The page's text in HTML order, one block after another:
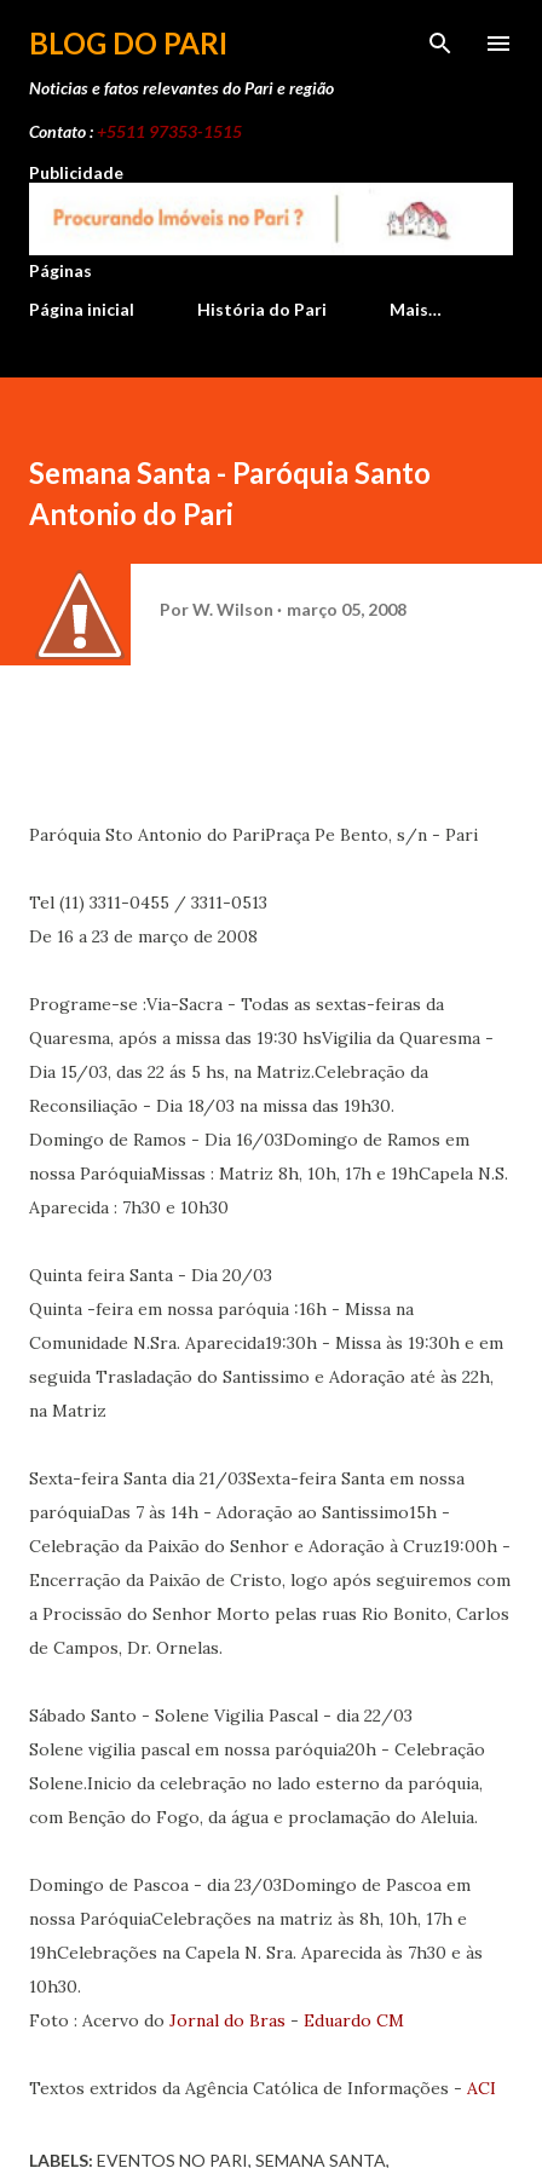
Pular para o conteúdo principal
BLOG DO PARI
Noticias e fatos relevantes do Pari e região
Contato :+5511 97353-1515
Publicidade
Páginas
Página inicial
História do Pari Mais…
Semana Santa - Paróquia Santo
Antonio do Pari
PorW. Wilson março 05, 2008
Paróquia Sto Antonio do PariPraça Pe Bento, s/n - Pari
Tel (11) 3311-0455 / 3311-0513
De 16 a 23 de março de 2008
Programe-se :Via-Sacra - Todas as sextas-feiras da
Quaresma, após a missa das 19:30 hsVigilia da Quaresma -
Dia 15/03, das 22 ás 5 hs, na Matriz.Celebração da
Reconsiliação - Dia 18/03 na missa das 19h30.
Domingo de Ramos - Dia 16/03Domingo de Ramos em
nossa ParóquiaMissas : Matriz 8h, 10h, 17h e 19hCapela N.S.
Aparecida : 7h30 e 10h30
Quinta feira Santa - Dia 20/03
Quinta -feira em nossa paróquia :16h - Missa na
Comunidade N.Sra. Aparecida19:30h - Missa às 19:30h e em
seguida Trasladação do Santissimo e Adoração até às 22h,
na Matriz
Sexta-feira Santa dia 21/03Sexta-feira Santa em nossa
paróquiaDas 7 às 14h - Adoração ao Santissimo15h -
Celebração da Paixão do Senhor e Adoração à Cruz19:00h -
Encerração da Paixão de Cristo, logo após seguiremos com
a Procissão do Senhor Morto pelas ruas Rio Bonito, Carlos
de Campos, Dr. Ornelas.
Sábado Santo - Solene Vigilia Pascal - dia 22/03
Solene vigilia pascal em nossa paróquia20h - Celebração
Solene.Inicio da celebração no lado esterno da paróquia,
com Benção do Fogo, da água e proclamação do Aleluia.
Domingo de Pascoa - dia 23/03Domingo de Pascoa em
nossa ParóquiaCelebrações na matriz às 8h, 10h, 17h e
19hCelebrações na Capela N. Sra. Aparecida às 7h30 e às
10h30.
Foto : Acervo do Jornal do Bras - Eduardo CM
Textos extridos da Agência Católica de Informações - ACI
LABELS: EVENTOS NO PARI SEMANA SANTA